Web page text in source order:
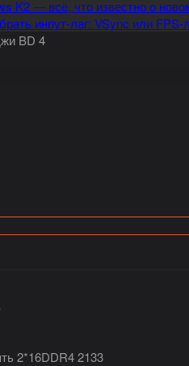
K2 — всё, что известно о
инпут-лаг: VSync или FPS-
BD 4
2*16DDR4 2133